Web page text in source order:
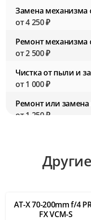
Замена механизма
от 4 250 ₽
Ремонт механизма
от 2 500 ₽
Чистка от пыли и
от 1 000 ₽
Ремонт или
от 1 250 ₽
Ремонт резьбы
от 3 500 ₽
AT-X 70-200mm f/4
FX VCM-S